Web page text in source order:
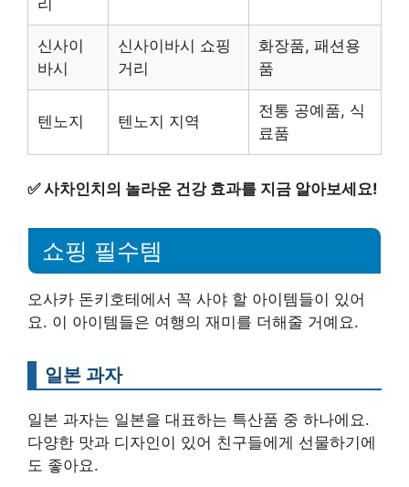
신사이
바시
신사이바시 쇼핑
거리
화장품, 패션용
품
텐노지 텐노지 지역
전통 공예품, 식
료품
✅사차인치의 놀라운 건강 효과를 지금 알아보세요!
쇼핑 필수템
오사카 돈키호테에서 꼭 사야 할 아이템들이 있어
요. 이 아이템들은 여행의 재미를 더해줄 거예요.
일본 과자
일본 과자는 일본을 대표하는 특산품 중 하나에요.
다양한 맛과 디자인이 있어 친구들에게 선물하기에
도 좋아요.